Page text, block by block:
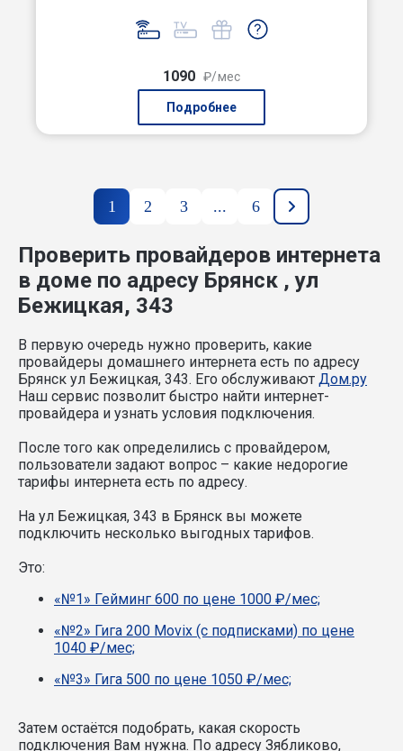
1090 ₽/мес
Подробнее
1 2 3 ... 6
Проверить провайдеров интернета
в доме по адресу Брянск , ул
Бежицкая, 343
В первую очередь нужно проверить, какие
провайдеры домашнего интернета есть по адресу
Брянск ул Бежицкая, 343. Его обслуживают Дом.ру
Наш сервис позволит быстро найти интернет-
провайдера и узнать условия подключения.
После того как определились с провайдером,
пользователи задают вопрос – какие недорогие
тарифы интернета есть по адресу.
На ул Бежицкая, 343 в Брянск вы можете
подключить несколько выгодных тарифов.
Это:
«№1» Гейминг 600 по цене 1000 ₽/мес;
«№2» Гига 200 Movix (с подписками) по цене
1040 ₽/мес;
«№3» Гига 500 по цене 1050 ₽/мес;
Затем остаётся подобрать, какая скорость
подключения Вам нужна. По адресу Зябликово,